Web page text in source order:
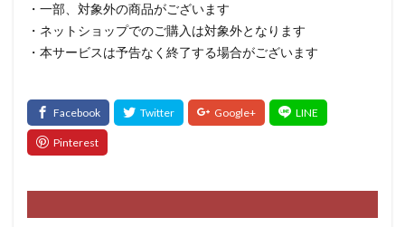
・一部、対象外の商品がございます
・ネットショップでのご購入は対象外となります
・本サービスは予告なく終了する場合がございます